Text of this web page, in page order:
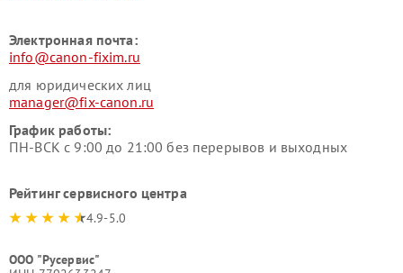
Электронная почта:
info@canon-fixim.ru
для юридических лиц
manager@fix-canon.ru
График работы:
ПН-ВСК с 9:00 до 21:00 без перерывов и выходных
Рейтинг сервисного центра
4.9-5.0
ООО "Русервис"